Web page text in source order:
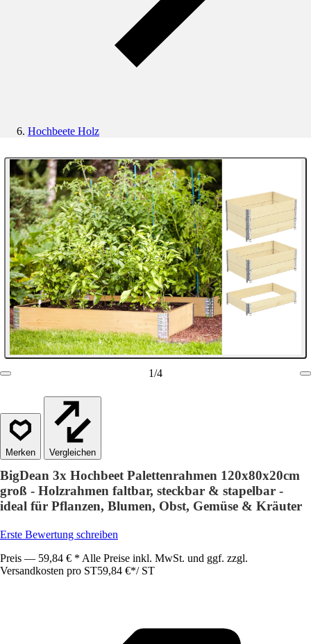
Hochbeete Holz
1/4
Vergleichen
BigDean 3x Hochbeet Palettenrahmen 120x80x20cm
groß - Holzrahmen faltbar, steckbar & stapelbar -
ideal für Pflanzen, Blumen, Obst, Gemüse & Kräuter
Erste Bewertung schreiben
Preis — 59,84 € * Alle Preise inkl. MwSt. und ggf. zzgl.
Versandkosten pro ST59,84 €*/ ST